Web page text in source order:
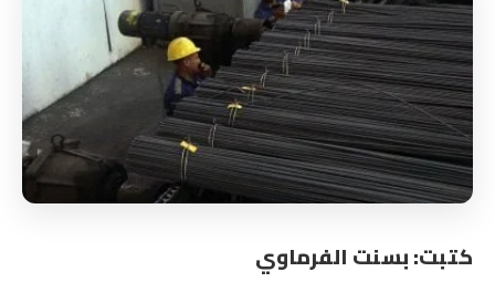
كتبت: بسنت الفرماوي